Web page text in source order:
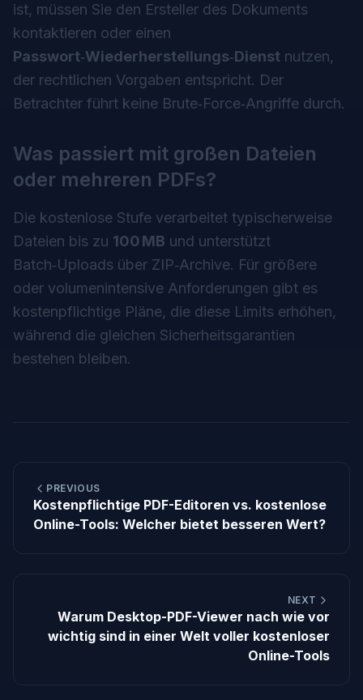
ist, müssen Sie den Ersteller des Dokuments
kontaktieren oder einen
Passwort‑Wiederherstellungs‑Dienst nutzen,
der rechtlichen Vorgaben entspricht. Der
Betrachter führt keine Brute‑Force‑Angriffe durch.
Was passiert mit großen Dateien
oder mehreren PDFs?
Die kostenlose Stufe verarbeitet typischerweise
Dateien bis zu 100 MB und unterstützt
Batch‑Uploads über ZIP‑Archive. Für größere
oder volumenintensive Anforderungen gibt es
kostenpflichtige Pläne, die diese Limits erhöhen,
während die gleichen Sicherheitsgarantien
bestehen bleiben.
PREVIOUS
Kostenpflichtige PDF-Editoren vs. kostenlose
Online-Tools: Welcher bietet besseren Wert?
NEXT
Warum Desktop-PDF-Viewer nach wie vor
wichtig sind in einer Welt voller kostenloser
Online-Tools